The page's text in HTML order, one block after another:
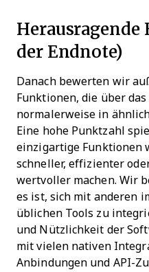
der Endnote)
Danach bewerten wir
Funktionen, die über
normalerweise in
Eine hohe Punktzahl
einzigartige Funktionen
schneller, effizienter
wertvoller machen. Wir
es ist, sich mit anderen
üblichen Tools zu
und Nützlichkeit der
mit vielen nativen
Anbindungen und API-